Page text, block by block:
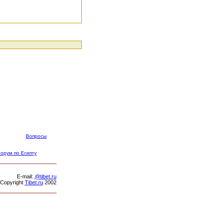
Вопросы
по Египту
Е-mail: @tibet.ru
Copyright Tibet.ru2002